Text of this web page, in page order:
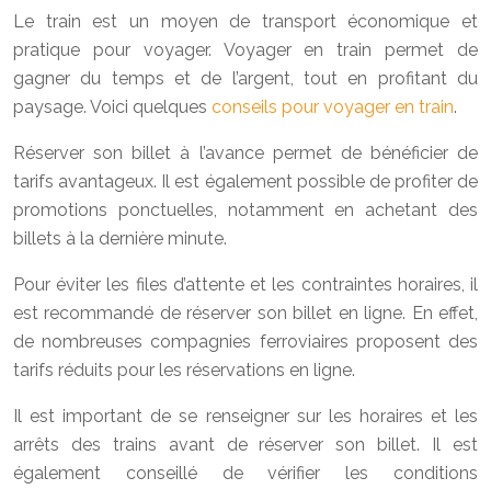
Le train est un moyen de transport économique et
pratique pour voyager. Voyager en train permet de
gagner du temps et de l’argent, tout en profitant du
paysage. Voici quelques conseils pour voyager en train.
Réserver son billet à l’avance permet de bénéficier de
tarifs avantageux. Il est également possible de profiter de
promotions ponctuelles, notamment en achetant des
billets à la dernière minute.
Pour éviter les files d’attente et les contraintes horaires, il
est recommandé de réserver son billet en ligne. En effet,
de nombreuses compagnies ferroviaires proposent des
tarifs réduits pour les réservations en ligne.
Il est important de se renseigner sur les horaires et les
arrêts des trains avant de réserver son billet. Il est
également conseillé de vérifier les conditions